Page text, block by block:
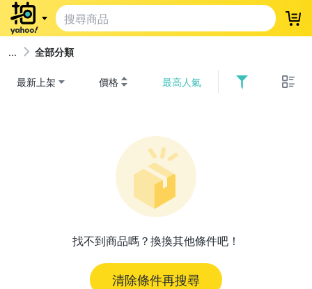
登
全部分類
最新上架 價格 最高人氣
找不到商品嗎？換換其他條件吧！
清除條件再搜尋